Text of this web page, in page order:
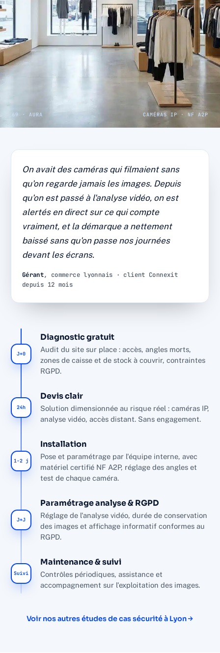
69 · AURA CAMÉRAS IP · NF A2P
Commerce : démarque
inconnue divisée par deux
après la pose des caméras
Caméras IP, analyse vidéo et accès distant.
Diagnostic, installation et SAV par l'équipe interne
Connexit, sans sous-traitance, dans le respect du
RGPD.
÷2 12 mois
~90% NF A2P
On avait des caméras qui filmaient sans
qu'on regarde jamais les images. Depuis
qu'on est passé à l'analyse vidéo, on est
alertés en direct sur ce qui compte
vraiment, et la démarque a nettement
baissé sans qu'on passe nos journées
devant les écrans.
Gérant, commerce lyonnais · client Connexit
depuis 12 mois
J+0
Diagnostic gratuit
Audit du site sur place : accès, angles morts,
zones de caisse et de stock à couvrir, contraintes
RGPD.
24h
Devis clair
Solution dimensionnée au risque réel : caméras IP,
analyse vidéo, accès distant. Sans engagement.
1-2 j
Installation
Pose et paramétrage par l'équipe interne, avec
matériel certifié NF A2P, réglage des angles et
test de chaque caméra.
J+J
Paramétrage analyse & RGPD
Réglage de l'analyse vidéo, durée de conservation
des images et affichage informatif conformes au
RGPD.
Suivi
Maintenance & suivi
Contrôles périodiques, assistance et
accompagnement sur l'exploitation des images.
Voir nos autres études de cas sécurité à Lyon